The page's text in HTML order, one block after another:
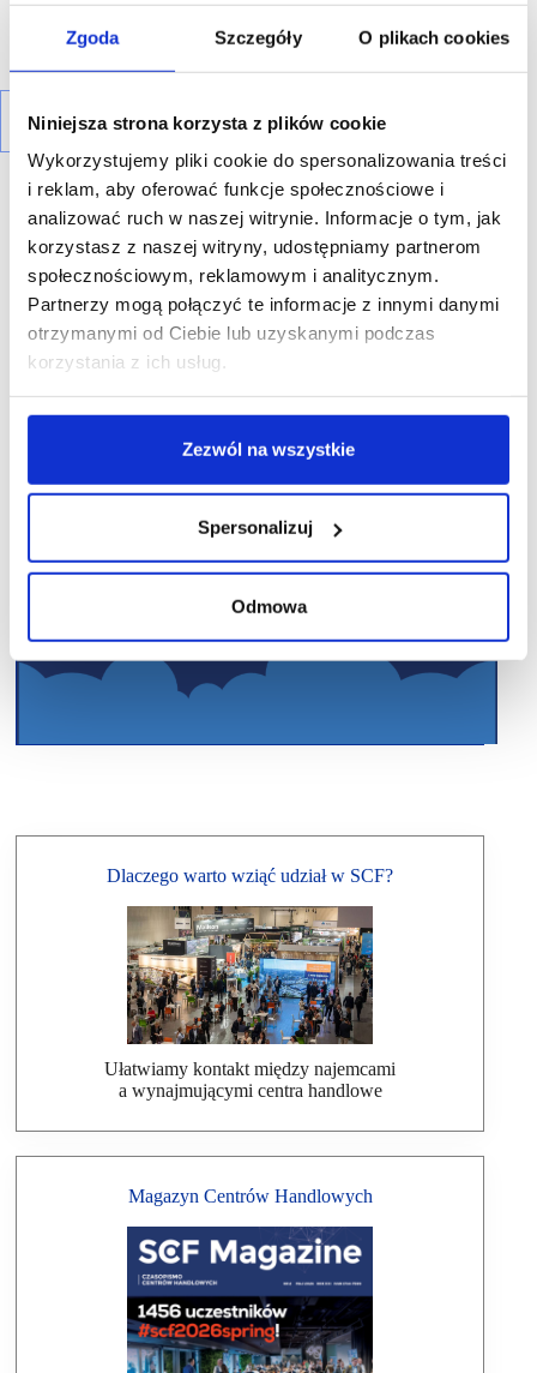
Zgoda Szczegóły O plikach cookies
Niniejsza strona korzysta z plików cookie
Wykorzystujemy pliki cookie do spersonalizowania treści
i reklam, aby oferować funkcje społecznościowe i
analizować ruch w naszej witrynie. Informacje o tym, jak
korzystasz z naszej witryny, udostępniamy partnerom
społecznościowym, reklamowym i analitycznym.
Partnerzy mogą połączyć te informacje z innymi danymi
otrzymanymi od Ciebie lub uzyskanymi podczas
korzystania z ich usług.
Zezwól na wszystkie
Spersonalizuj
Odmowa
R E K L A M A
Dlaczego warto wziąć udział w SCF?
Ułatwiamy kontakt między najemcami
a wynajmującymi centra handlowe
Magazyn Centrów Handlowych